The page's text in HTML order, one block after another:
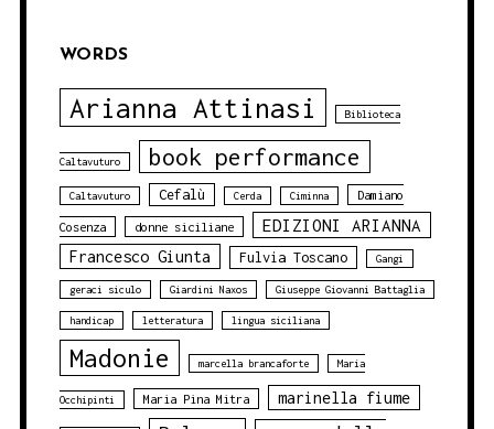
WORDS
Arianna Attinasi Biblioteca
Caltavuturo book performance
Caltavuturo Cefalù Cerda Ciminna Damiano
Cosenza donne siciliane EDIZIONI ARIANNA
Francesco Giunta Fulvia Toscano Gangi
geraci siculo Giardini Naxos Giuseppe Giovanni Battaglia
handicap letteratura lingua siciliana
Madonie marcella brancaforte Maria
Occhipinti Maria Pina Mitra marinella fiume